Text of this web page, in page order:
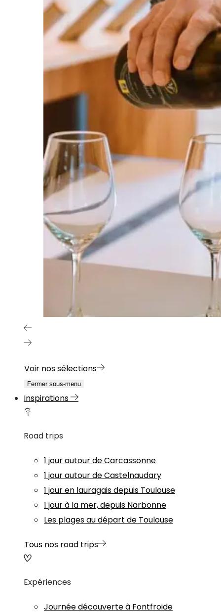
Voir nos sélections
Fermer sous-menu
Inspirations
Road trips
1 jour autour de Carcassonne
1 jour autour de Castelnaudary
1 jour en lauragais depuis Toulouse
1 jour à la mer, depuis Narbonne
Les plages au départ de Toulouse
Tous nos road trips
Expériences
Journée découverte à Fontfroide